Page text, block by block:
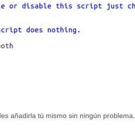
añadirla tú mismo sin ningún problema.